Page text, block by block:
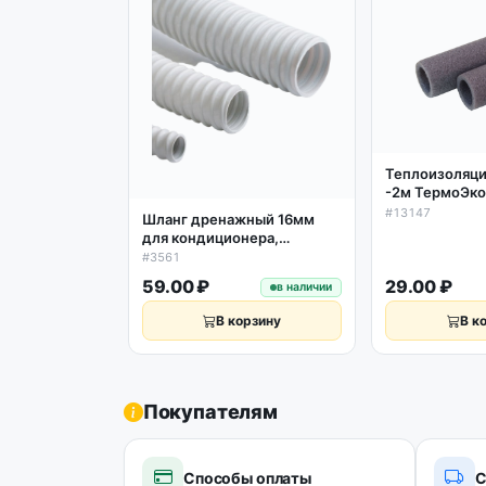
Шланг дренажный 16мм
для кондиционера,
спиральный 1м
#3561
59.00 ₽ в наличии
В корзину
-2м
серая
#13147
29.00 ₽
В
Покупателям
Способы оплаты